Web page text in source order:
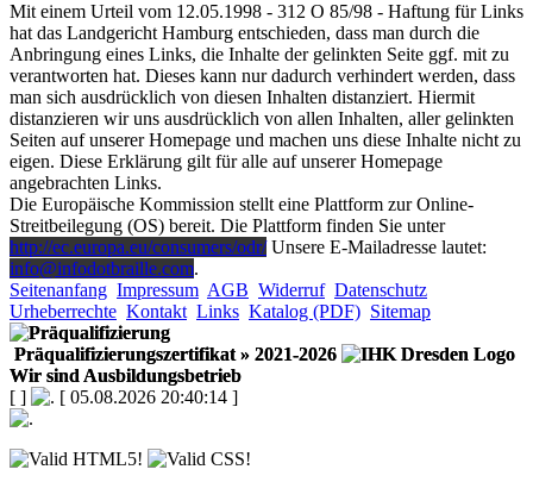
Mit einem Urteil vom 12.05.1998 - 312 O 85/98 - Haftung für Links
hat das Landgericht Hamburg entschieden, dass man durch die
Anbringung eines Links, die Inhalte der gelinkten Seite ggf. mit zu
verantworten hat. Dieses kann nur dadurch verhindert werden, dass
man sich ausdrücklich von diesen Inhalten distanziert. Hiermit
distanzieren wir uns ausdrücklich von allen Inhalten, aller gelinkten
Seiten auf unserer Homepage und machen uns diese Inhalte nicht zu
eigen. Diese Erklärung gilt für alle auf unserer Homepage
angebrachten Links.
Die Europäische Kommission stellt eine Plattform zur Online-
Streitbeilegung (OS) bereit. Die Plattform finden Sie unter
http://ec.europa.eu/consumers/odr/Unsere E-Mailadresse lautet:
info@infodotbraille.com.
Seitenanfang Impressum AGB Widerruf Datenschutz
Urheberrechte Kontakt Links Katalog (PDF) Sitemap
Präqualifizierungszertifikat » 2021-2026
Wir sind Ausbildungsbetrieb
[ ] [ 05.08.2026 20:40:14 ]